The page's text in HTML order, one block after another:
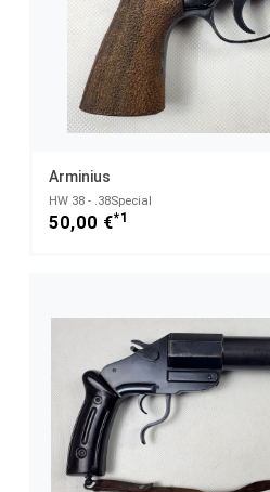
Arminius
HW 38 - .38Special
50,00 €*1